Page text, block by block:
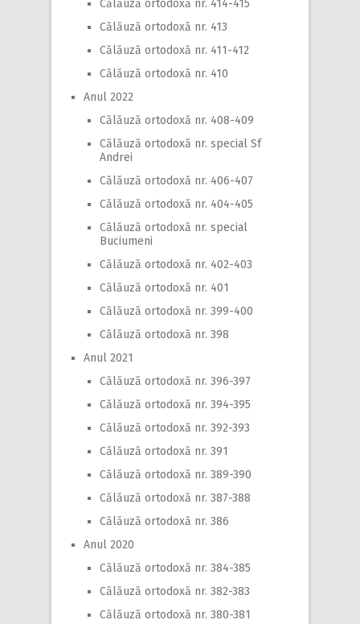
Călăuză ortodoxă nr. 414-415
Călăuză ortodoxă nr. 413
Călăuză ortodoxă nr. 411-412
Călăuză ortodoxă nr. 410
Anul 2022
Călăuză ortodoxă nr. 408-409
Călăuză ortodoxă nr. special Sf
Andrei
Călăuză ortodoxă nr. 406-407
Călăuză ortodoxă nr. 404-405
Călăuză ortodoxă nr. special
Buciumeni
Călăuză ortodoxă nr. 402-403
Călăuză ortodoxă nr. 401
Călăuză ortodoxă nr. 399-400
Călăuză ortodoxă nr. 398
Anul 2021
Călăuză ortodoxă nr. 396-397
Călăuză ortodoxă nr. 394-395
Călăuză ortodoxă nr. 392-393
Călăuză ortodoxă nr. 391
Călăuză ortodoxă nr. 389-390
Călăuză ortodoxă nr. 387-388
Călăuză ortodoxă nr. 386
Anul 2020
Călăuză ortodoxă nr. 384-385
Călăuză ortodoxă nr. 382-383
Călăuză ortodoxă nr. 380-381